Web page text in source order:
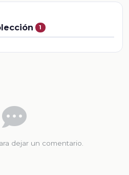
1
dejar un comentario.